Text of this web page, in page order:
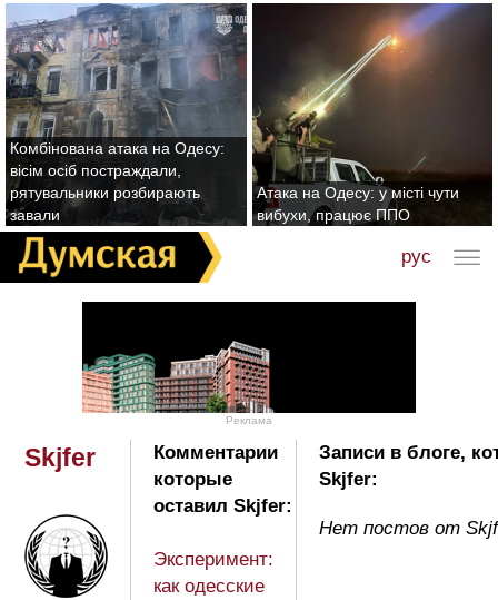
Комбінована атака на Одесу:
вісім осіб постраждали,
рятувальники розбирають
завали
Атака на Одесу: у місті чути
вибухи, працює ППО
рус
Реклама
Skjfer
Комментарии
которые
оставил Skjfer:
Эксперимент:
как одесские
Записи в блоге,
Skjfer:
Нет постов от